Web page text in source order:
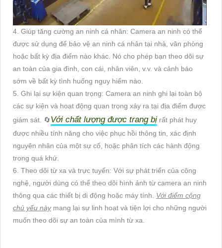
4. Giúp tăng cường an ninh cá nhân: Camera an ninh có thể
được sử dụng để bảo vệ an ninh cá nhân tại nhà, văn phòng
hoặc bất kỳ địa điểm nào khác. Nó cho phép bạn theo dõi sự
an toàn của gia đình, con cái, nhân viên, v.v. và cảnh báo
sớm về bất kỳ tình huống nguy hiểm nào.
5. Ghi lại sự kiện quan trọng: Camera an ninh ghi lại toàn bộ
các sự kiện và hoạt động quan trọng xảy ra tại địa điểm được
giám sát. 🔄Với chất lượng được trang bị rất phát huy
được nhiều tính năng cho việc phục hồi thông tin, xác định
nguyên nhân của một sự cố, hoặc phân tích các hành động
trong quá khứ.
6. Theo dõi từ xa và trực tuyến: Với sự phát triển của công
nghệ, người dùng có thể theo dõi hình ảnh từ camera an ninh
thông qua các thiết bị di động hoặc máy tính. Với điểm cộng
chủ yếu nàymang lại sự linh hoạt và tiện lợi cho những người
muốn theo dõi sự an toàn của mình từ xa.